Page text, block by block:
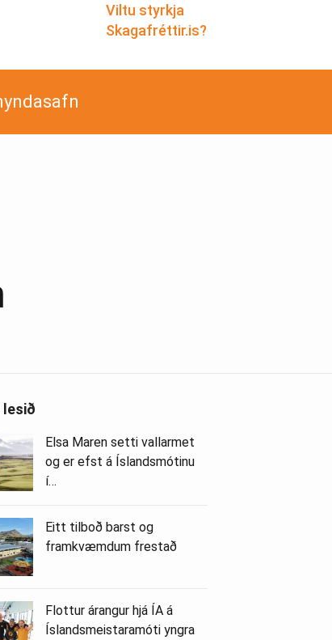
Viltu styrkja
Skagafréttir.is?
Elsa Maren setti vallarmet
og er efst á Íslandsmótinu
í…
Eitt tilboð barst og
framkvæmdum frestað
Flottur árangur hjá ÍA á
Íslandsmeistaramóti yngra